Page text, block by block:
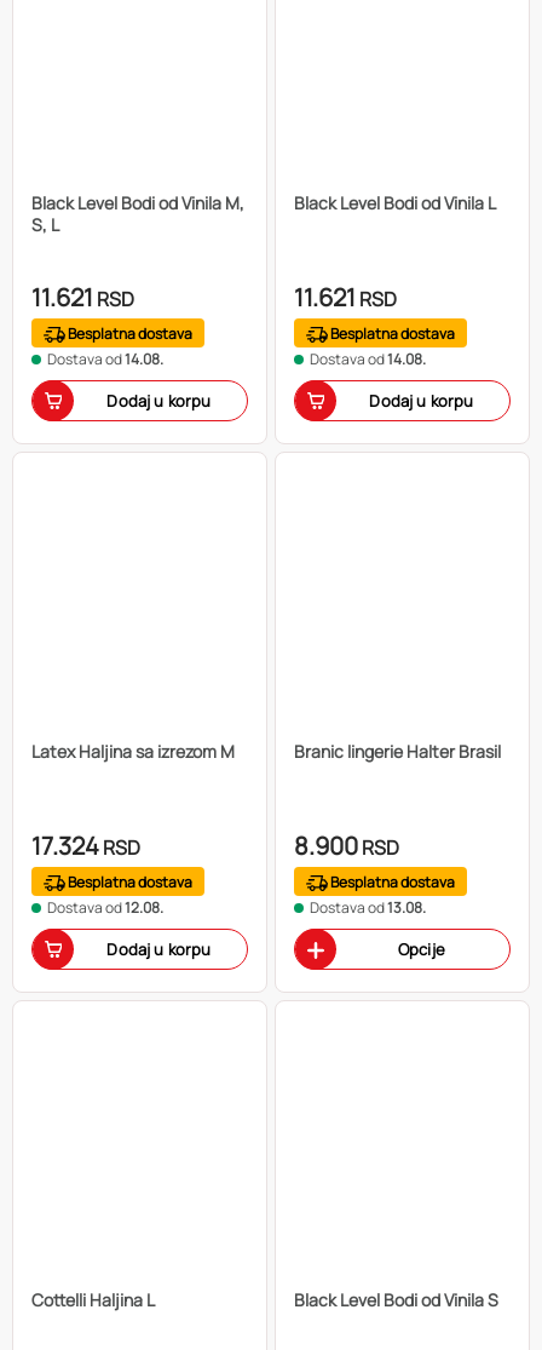
Black Level Bodi od Vinila M,
S, L
11.621 RSD
Besplatna dostava
Dostava od14.08.
Dodaj u korpu
Black Level Bodi od Vinila L
11.621 RSD
Besplatna dostava
Dostava od14.08.
Dodaj u korpu
Latex Haljina sa izrezom M
17.324RSD
Besplatna dostava
Dostava od12.08.
Dodaj u korpu
Branic lingerie Halter Brasil
8.900RSD
Besplatna dostava
Dostava od13.08.
Opcije
Cottelli Haljina L Black Level Bodi od Vinila S